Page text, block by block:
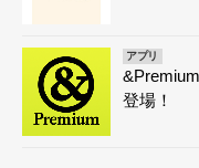
アプリ
登場！